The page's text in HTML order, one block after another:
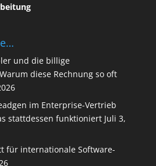
und die billige
diese Rechnung so oft
im Enterprise-Vertrieb
stattdessen funktioniert Juli 3,
für internationale Software-